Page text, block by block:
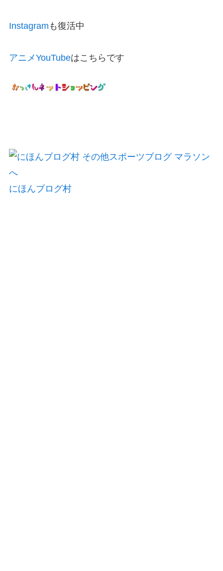
Instagram も復活中
アニメYouTubeはこちらです
にほんブログ村